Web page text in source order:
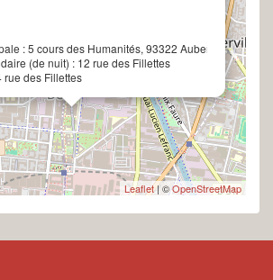
:5 cours des Humanités, 93322 Aubervilliers cedex
(de nuit) : 12 rue des Fillettes
rue des Fillettes
Leaflet| ©OpenStreetMap